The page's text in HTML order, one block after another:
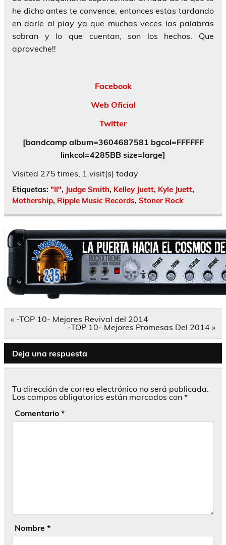
he dicho antes te convence, entonces estas tardando
en darle al play ya que muchas veces las palabras
sobran y lo que cuentan, son los hechos. Que
aproveche!!
Facebook
Web Oficial
Twitter
[bandcamp album=3604687581 bgcol=FFFFFF
linkcol=4285BB size=large]
Visited 275 times, 1 visit(s) today
Etiquetas: "II", Judge Smith, Kelley Juett, Kyle Juett,
Mothership, Ripple Music Records, Stoner Rock
Navegación
« -TOP 10- Mejores Revival del 2014
-TOP 10- Mejores Promesas Del 2014 »
Deja una respuesta
Tu dirección de correo electrónico no será publicada.
Los campos obligatorios están marcados con *
Comentario *
Nombre *